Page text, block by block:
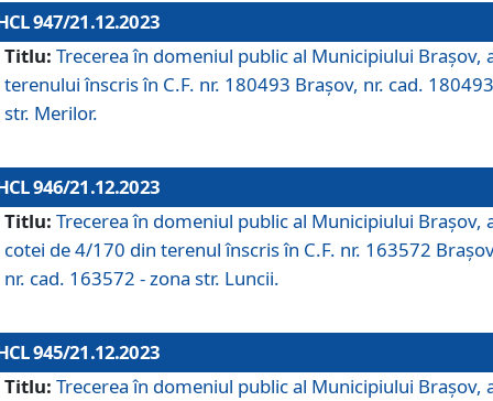
947/21.12.2023
Titlu: Trecerea în domeniul public al Municipiului Braşov,
terenului înscris în C.F. nr. 180493 Brașov, nr. cad.
str. Merilor.
946/21.12.2023
Titlu: Trecerea în domeniul public al Municipiului Braşov,
cotei de 4/170 din terenul înscris în C.F. nr. 163572
nr. cad. 163572 - zona str. Luncii.
945/21.12.2023
Titlu: Trecerea în domeniul public al Municipiului Braşov,